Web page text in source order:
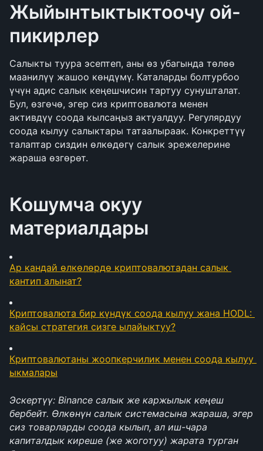
Жыйынтыктыктоочу ой-
пикирлер
Салыкты туура эсептеп, аны өз убагында төлөө
маанилүү жашоо көндүмү. Каталарды болтурбоо
үчүн адис салык кеңешчисин тартуу сунушталат.
Бул, өзгөчө, эгер сиз криптовалюта менен
активдүү соода кылсаңыз актуалдуу. Регулярдуу
соода кылуу салыктары татаалыраак. Конкреттүү
талаптар сиздин өлкөдөгү салык эрежелерине
жараша өзгөрөт.
Кошумча окуу
материалдары
Ар кандай өлкөлөрдө криптовалютадан салык
кантип алынат?
Криптовалюта бир күндүк соода кылуу жана HODL:
кайсы стратегия сизге ылайыктуу?
Криптовалютаны жоопкерчилик менен соода кылуу
ыкмалары
Эскертүү: Binance салык же каржылык кеңеш
бербейт. Өлкөнүн салык системасына жараша, эгер
сиз товарларды соода кылып, ал иш-чара
капиталдык киреше (же жоготуу) жарата турган